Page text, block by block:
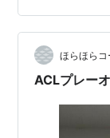
テム障害。振
日だったら泣
ほらほら
ACLプレー